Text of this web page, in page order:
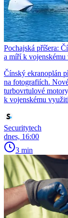
Pochajská příšera:
a míří k
Čínský ekranoplán
na fotografiích.
turbovrtulové
k vojenskému
Securitytech
dnes, 16:00
3 min